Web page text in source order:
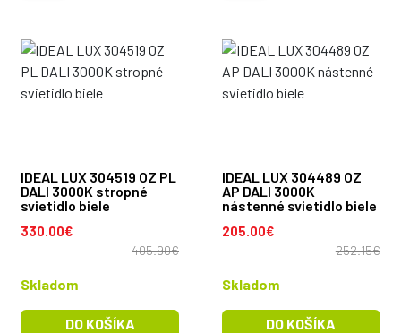
IDEAL LUX 304519 OZ PL
DALI 3000K stropné
svietidlo biele
330.00€
405.90€
Skladom
DO KOŠÍKA
IDEAL LUX 304489 OZ
AP DALI 3000K
nástenné svietidlo biele
205.00€
252.15€
Skladom
DO KOŠÍKA